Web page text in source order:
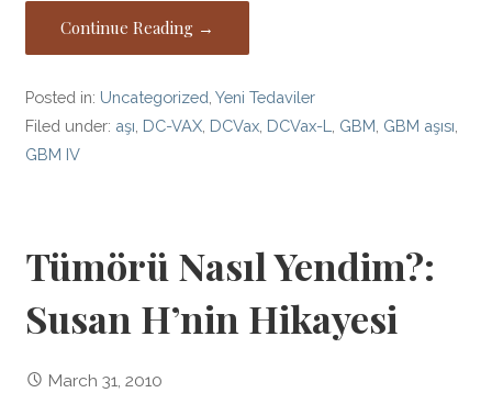
Continue Reading →
Posted in: Uncategorized ,Yeni Tedaviler
Filed under: aşı DC-VAX DCVax DCVax-L GBM GBM aşısı
GBM IV
Tümörü Nasıl Yendim?:
Susan H’nin Hikayesi
March 31, 2010